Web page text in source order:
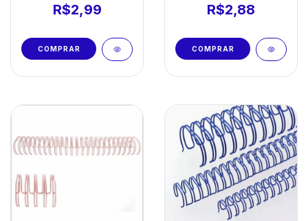
R$2,99 R$2,88